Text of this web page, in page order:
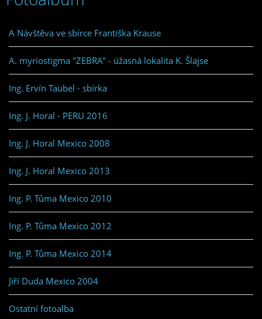
A Návštěva ve sbírce Františka Krause
A. myriostigma "ZEBRA" - úžasná lokalita K. Šlajse
Ing. Ervín Taübel - sbírka
Ing. J. Horal - PERU 2016
Ing. J. Horal Mexico 2008
Ing. J. Horal Mexico 2013
Ing. P. Tůma Mexico 2010
Ing. P. Tůma Mexico 2012
Ing. P. Tůma Mexico 2014
Jiří Duda Mexico 2004
Ostatní fotoalba